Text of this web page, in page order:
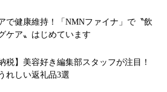
で健康維持！「NMNファイナ」で〝飲
ケア〟はじめています
税】美容好き編集部スタッフが注目！
れしい返礼品3選